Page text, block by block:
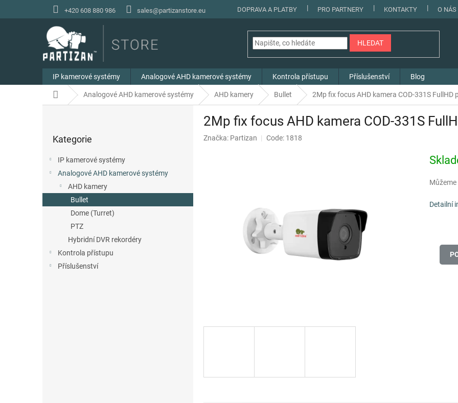
+420 608 880 986 sales@partizanstore.eu DOPRAVA A PLATBY PRO PARTNERY KONTAKTY O NÁS
HLEDAT
IP kamerové systémy Analogové AHD kamerové systémy Kontrola přístupu Příslušenství Blog
Domů Analogové AHD kamerové systémy AHD kamery Bullet 2Mp fix focus AHD kamera COD-331S FullHD
kategorie
Kategorie
IP kamerové systémy
Analogové AHD kamerové systémy
AHD kamery
Bullet
Dome (Turret)
PTZ
Hybridní DVR rekordéry
Kontrola přístupu
Příslušenství
2Mp fix focus AHD kamera COD-331S
Značka: Partizan Code: 1818
Detailní